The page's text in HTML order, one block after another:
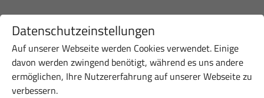
Datenschutzeinstellungen
Auf unserer Webseite werden Cookies verwendet. Einige
davon werden zwingend benötigt, während es uns andere
ermöglichen, Ihre Nutzererfahrung auf unserer Webseite zu
verbessern.
Startseite Über uns Team